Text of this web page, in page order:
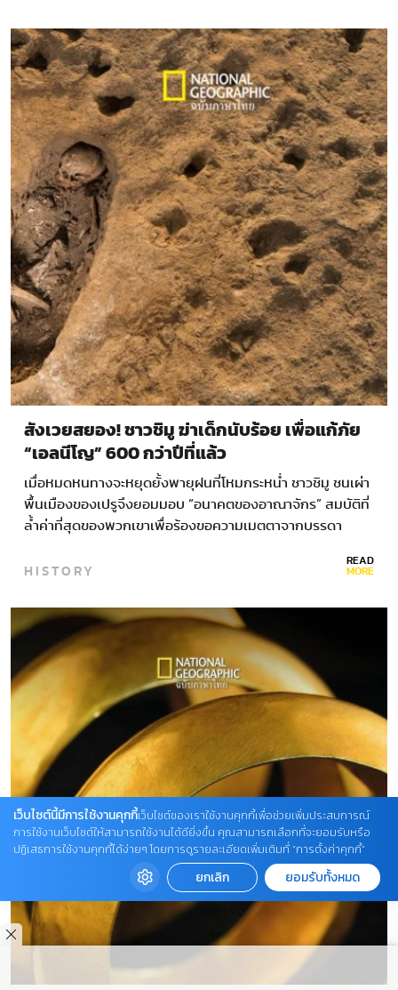
สังเวยสยอง! ชาวชิมู ฆ่าเด็กนับร้อย เพื่อแก้ภัย
“เอลนีโญ” 600 กว่าปีที่แล้ว
เมื่อหมดหนทางจะหยุดยั้งพายุฝนที่โหมกระหน่ำ ชาวชิมู ชนเผ่า
พื้นเมืองของเปรูจึงยอมมอบ “อนาคตของอาณาจักร” สมบัติที่
ล้ำค่าที่สุดของพวกเขาเพื่อร้องขอความเมตตาจากบรรดา
HISTORY READ
MORE
เว็บไซต์นี้มีการใช้งานคุกกี้เว็บไซต์ของเราใช้งานคุกกี้เพื่อช่วยเพิ่มประสบการณ์
การใช้งานเว็บไซต์ให้สามารถใช้งานได้ดียิ่งขึ้น คุณสามารถเลือกที่จะยอมรับหรือ
ปฏิเสธการใช้งานคุกกี้ได้ง่ายๆ โดยการดูรายละเอียดเพิ่มเติมที่ “การตั้งค่าคุกกี้”
ยกเลิก ยอมรับทั้งหมด